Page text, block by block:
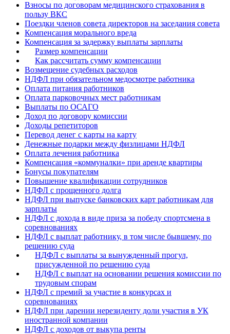
Взносы по договорам медицинского страхования в
пользу ВКС
Поездки членов совета директоров на заседания совета
Компенсация морального вреда
Компенсация за задержку выплаты зарплаты
Размер компенсации
Как рассчитать сумму компенсации
Возмещение судебных расходов
НДФЛ при обязательном медосмотре работника
Оплата питания работников
Оплата парковочных мест работникам
Выплаты по ОСАГО
Доход по договору комиссии
Доходы репетиторов
Перевод денег с карты на карту
Денежные подарки между физлицами НДФЛ
Оплата лечения работника
Компенсация «коммуналки» при аренде квартиры
Бонусы покупателям
Повышение квалификации сотрудников
НДФЛ с прощенного долга
НДФЛ при выпуске банковских карт работникам для
зарплаты
НДФЛ с дохода в виде приза за победу спортсмена в
соревнованиях
НДФЛ с выплат работнику, в том числе бывшему, по
решению суда
НДФЛ с выплаты за вынужденный прогул,
присужденной по решению суда
НДФЛ с выплат на основании решения комиссии по
трудовым спорам
НДФЛ с премий за участие в конкурсах и
соревнованиях
НДФЛ при дарении нерезиденту доли участия в УК
иностранной компании
НДФЛ с доходов от выкупа ренты